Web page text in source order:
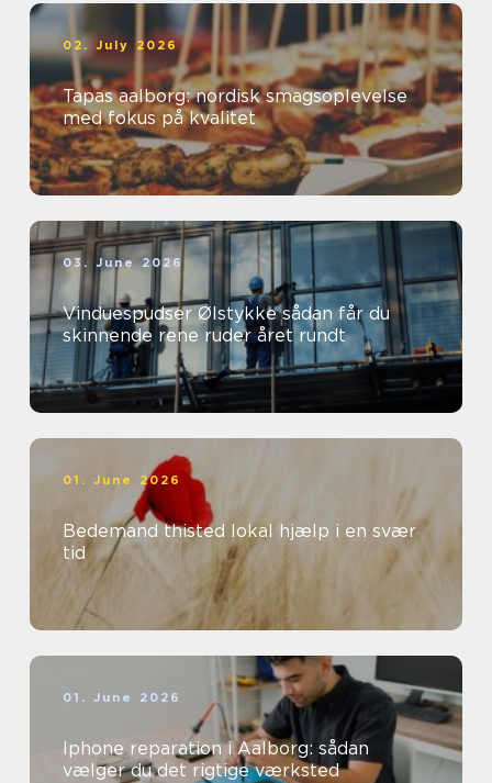
02. July 2026
Tapas aalborg: nordisk smagsoplevelse
med fokus på kvalitet
03. June 2026
Vinduespudser Ølstykke sådan får du
skinnende rene ruder året rundt
01. June 2026
Bedemand thisted lokal hjælp i en svær
tid
01. June 2026
Iphone reparation i Aalborg: sådan
vælger du det rigtige værksted